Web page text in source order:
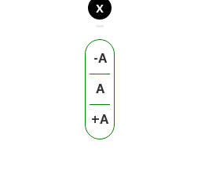
X
-A
A
+A